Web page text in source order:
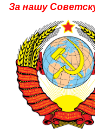
За нашу